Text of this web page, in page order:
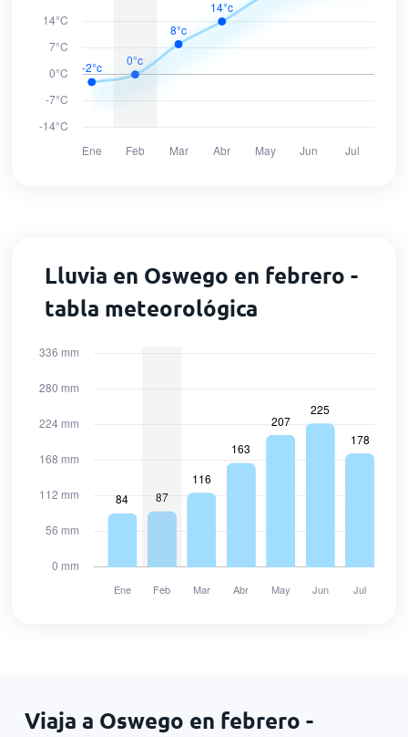
Lluvia en Oswego en febrero -
tabla meteorológica
Viaja a Oswego en febrero -